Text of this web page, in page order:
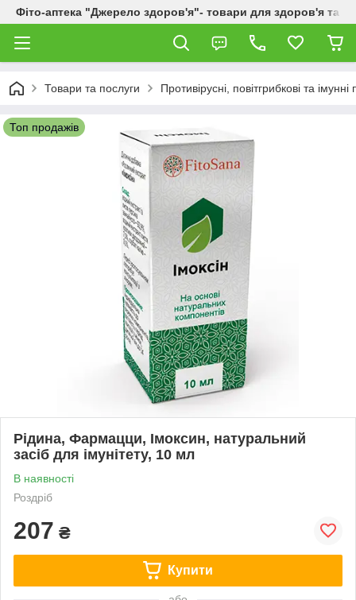
Фіто-аптека "Джерело здоров'я"- товари для здоров'я та
Товари та послуги Противірусні, повітгрибкові та
Топ продажів
Рідина, Фармацци, Імоксин, натуральний
засіб для імунітету, 10 мл
В наявності
Роздріб
207 ₴
Купити